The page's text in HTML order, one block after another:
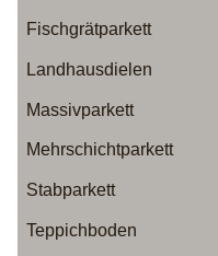
Fischgrätparkett
Landhausdielen
Massivparkett
Mehrschichtparkett
Stabparkett
Teppichboden